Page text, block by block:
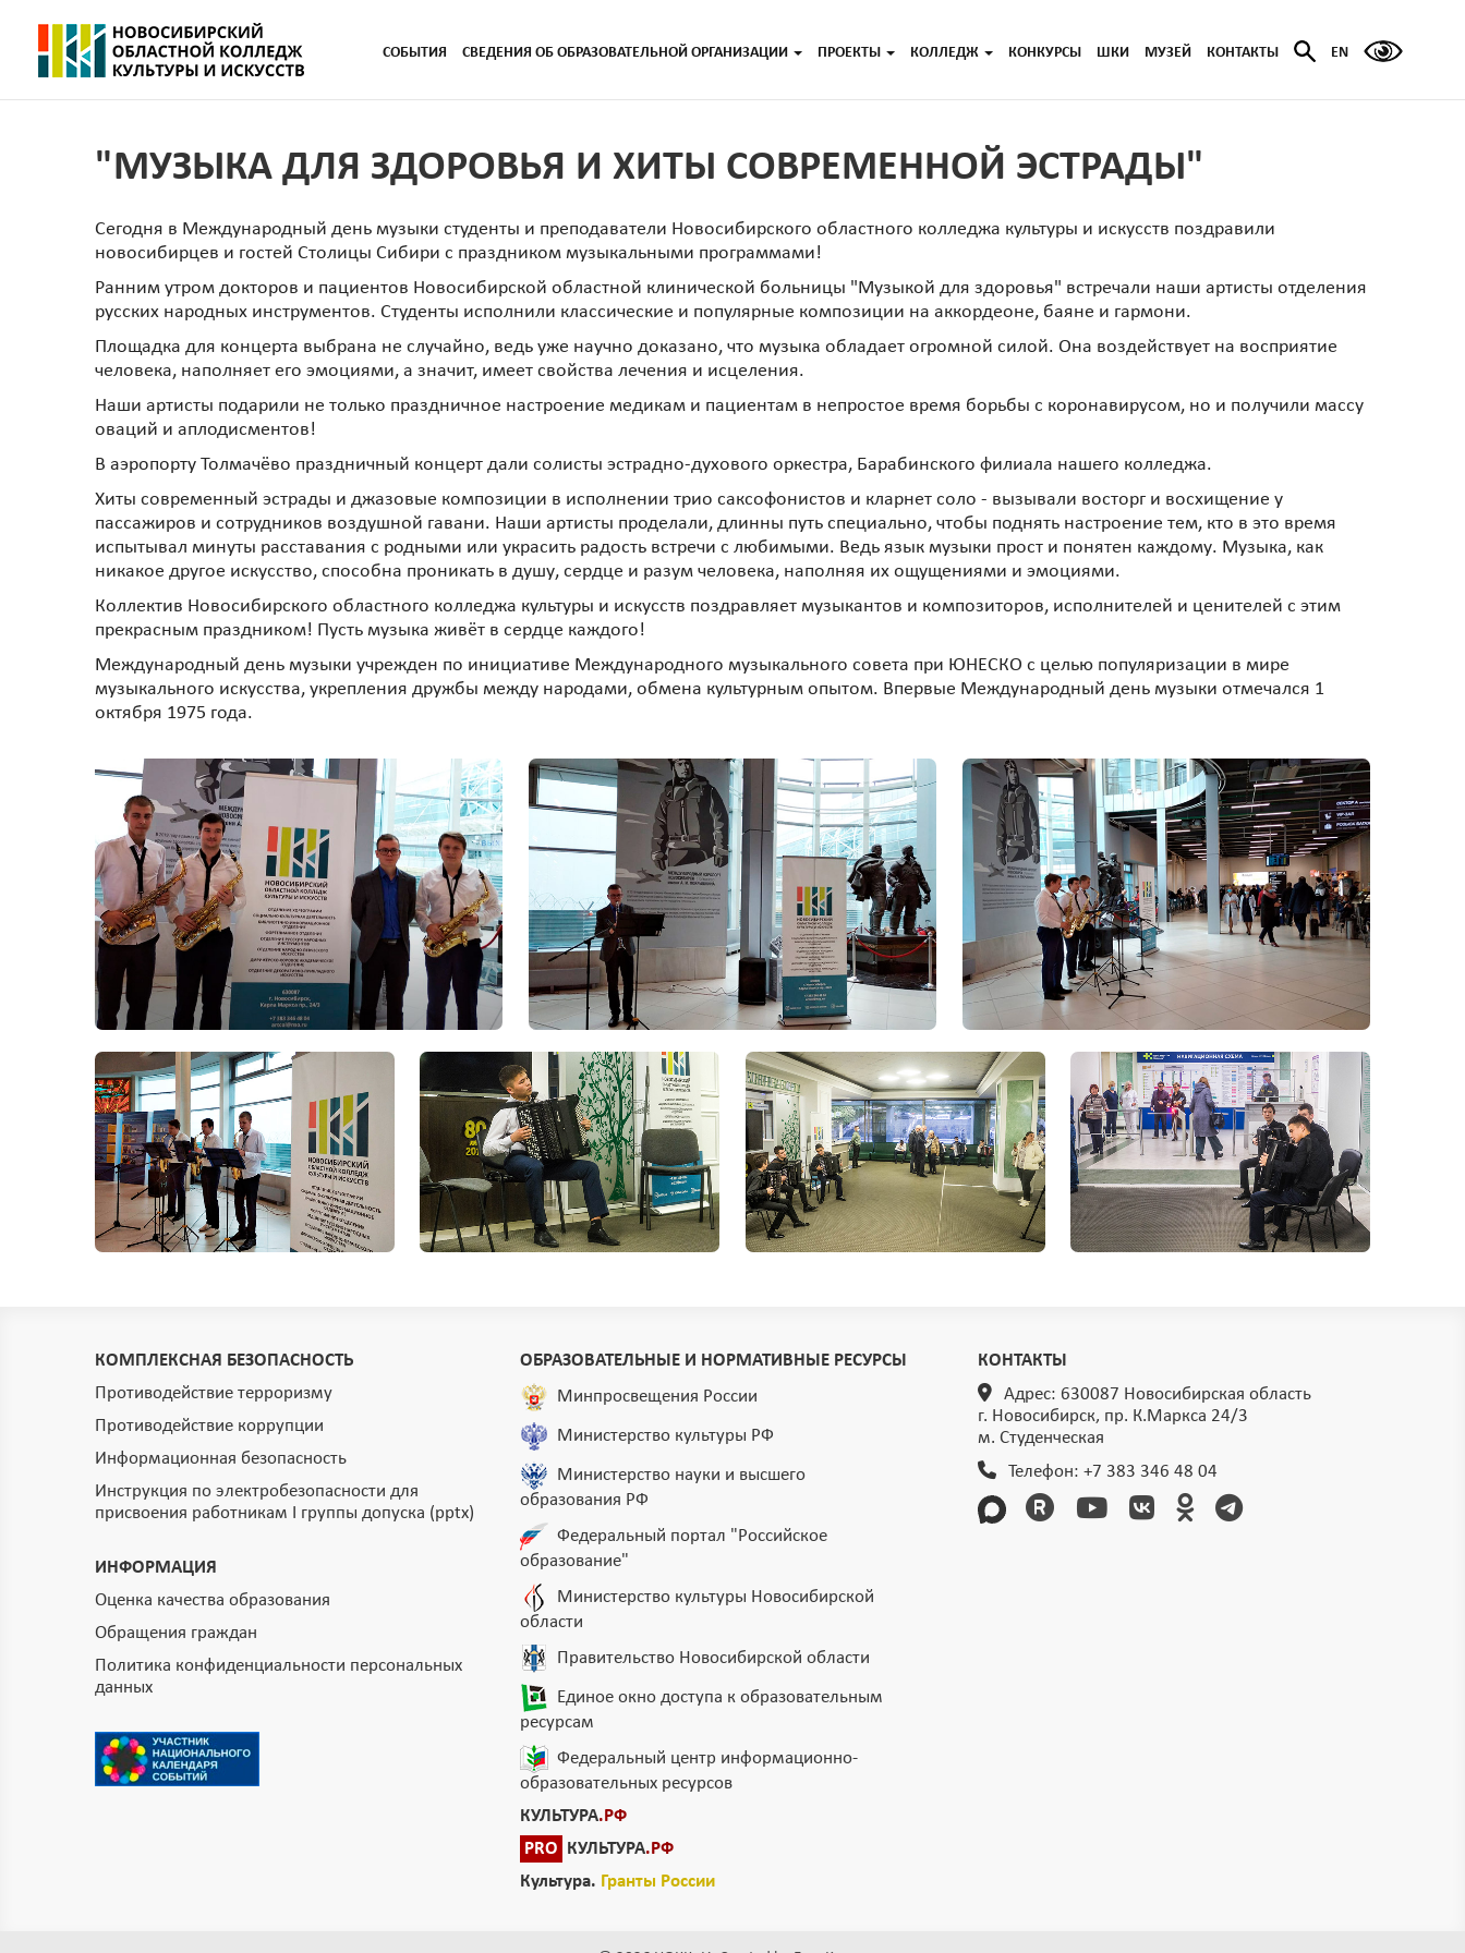
СОБЫТИЯ СВЕДЕНИЯ ОБ ОБРАЗОВАТЕЛЬНОЙ ОРГАНИЗАЦИИ ПРОЕКТЫ КОЛЛЕДЖ КОНКУРСЫ ШКИ МУЗЕЙ КОНТАКТЫ EN
"МУЗЫКА ДЛЯ ЗДОРОВЬЯ И ХИТЫ СОВРЕМЕННОЙ ЭСТРАДЫ"
Сегодня в Международный день музыки студенты и преподаватели Новосибирского областного колледжа культуры и искусств поздравили
новосибирцев и гостей Столицы Сибири с праздником музыкальными программами!
Ранним утром докторов и пациентов Новосибирской областной клинической больницы "Музыкой для здоровья" встречали наши артисты отделения
русских народных инструментов. Студенты исполнили классические и популярные композиции на аккордеоне, баяне и гармони.
Площадка для концерта выбрана не случайно, ведь уже научно доказано, что музыка обладает огромной силой. Она воздействует на восприятие
человека, наполняет его эмоциями, а значит, имеет свойства лечения и исцеления.
Наши артисты подарили не только праздничное настроение медикам и пациентам в непростое время борьбы с коронавирусом, но и получили массу
оваций и аплодисментов!
В аэропорту Толмачёво праздничный концерт дали солисты эстрадно-духового оркестра, Барабинского филиала нашего колледжа.
Хиты современный эстрады и джазовые композиции в исполнении трио саксофонистов и кларнет соло - вызывали восторг и восхищение у
пассажиров и сотрудников воздушной гавани. Наши артисты проделали, длинны путь специально, чтобы поднять настроение тем, кто в это время
испытывал минуты расставания с родными или украсить радость встречи с любимыми. Ведь язык музыки прост и понятен каждому. Музыка, как
никакое другое искусство, способна проникать в душу, сердце и разум человека, наполняя их ощущениями и эмоциями.
Коллектив Новосибирского областного колледжа культуры и искусств поздравляет музыкантов и композиторов, исполнителей и ценителей с этим
прекрасным праздником! Пусть музыка живёт в сердце каждого!
Международный день музыки учрежден по инициативе Международного музыкального совета при ЮНЕСКО с целью популяризации в мире
музыкального искусства, укрепления дружбы между народами, обмена культурным опытом. Впервые Международный день музыки отмечался 1
октября 1975 года.
КОМПЛЕКСНАЯ БЕЗОПАСНОСТЬ
Противодействие терроризму
Противодействие коррупции
Информационная безопасность
Инструкция по электробезопасности для
присвоения работникам I группы допуска (pptx)
ИНФОРМАЦИЯ
Оценка качества образования
Обращения граждан
Политика конфиденциальности персональных
данных
ОБРАЗОВАТЕЛЬНЫЕ И НОРМАТИВНЫЕ РЕСУРСЫ
Минпросвещения России
Министерство культуры РФ
Министерство науки и высшего
образования РФ
Федеральный портал "Российское
образование"
Министерство культуры Новосибирской
области
Правительство Новосибирской области
Единое окно доступа к образовательным
ресурсам
Федеральный центр информационно-
образовательных ресурсов
КУЛЬТУРА.РФ
PRO
КУЛЬТУРА.РФ
Культура. Гранты России
КОНТАКТЫ
Адрес: 630087 Новосибирская область
г. Новосибирск, пр. К.Маркса 24/3
м. Студенческая
Телефон: +7 383 346 48 04